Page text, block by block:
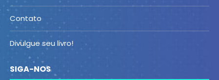
Contato
Divulgue seu livro!
SIGA-NOS